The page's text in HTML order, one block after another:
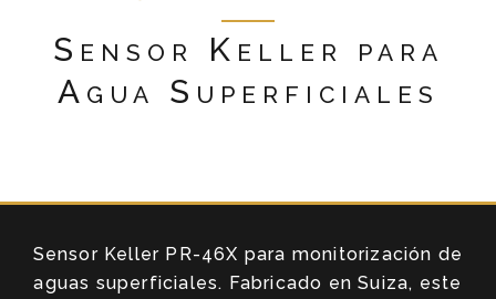
Sensor Keller para
Agua Superficiales
Sensor Keller PR-46X para monitorización de
aguas superficiales. Fabricado en Suiza, este